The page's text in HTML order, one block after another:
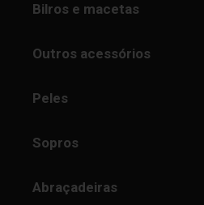
Bilros e macetas
Outros acessórios
Peles
Sopros
Abraçadeiras